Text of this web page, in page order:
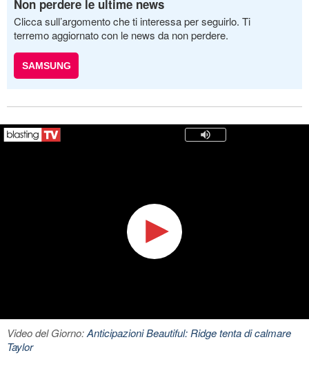
Non perdere le ultime news
Clicca sull’argomento che ti interessa per seguirlo. Ti
terremo aggiornato con le news da non perdere.
SAMSUNG
Video del Giorno:Anticipazioni Beautiful: Ridge tenta di calmare
Taylor